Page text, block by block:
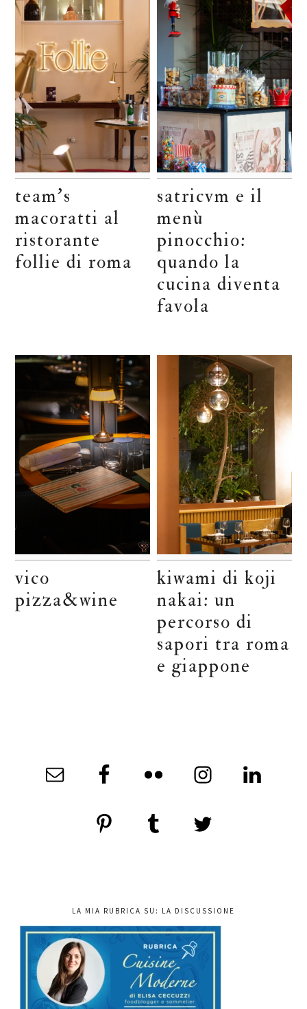
team’s
macoratti al
ristorante
follie di roma
satricvm e il
menù
pinocchio:
quando la
cucina diventa
favola
vico
pizza&wine
kiwami di koji
nakai: un
percorso di
sapori tra roma
e giappone
LA MIA RUBRICA SU: LA DISCUSSIONE